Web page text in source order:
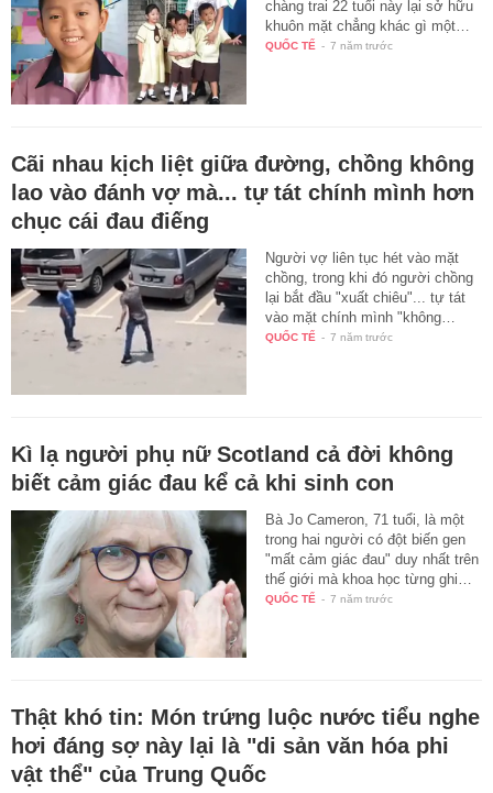
chàng trai 22 tuổi này lại sở hữu
khuôn mặt chẳng khác gì một…
QUỐC TẾ - 7 năm trước
Cãi nhau kịch liệt giữa đường, chồng không
lao vào đánh vợ mà... tự tát chính mình hơn
chục cái đau điếng
Người vợ liên tục hét vào mặt
chồng, trong khi đó người chồng
lại bắt đầu "xuất chiêu"... tự tát
vào mặt chính mình "không…
QUỐC TẾ - 7 năm trước
Kì lạ người phụ nữ Scotland cả đời không
biết cảm giác đau kể cả khi sinh con
Bà Jo Cameron, 71 tuổi, là một
trong hai người có đột biến gen
"mất cảm giác đau" duy nhất trên
thế giới mà khoa học từng ghi…
QUỐC TẾ - 7 năm trước
Thật khó tin: Món trứng luộc nước tiểu nghe
hơi đáng sợ này lại là "di sản văn hóa phi
vật thể" của Trung Quốc